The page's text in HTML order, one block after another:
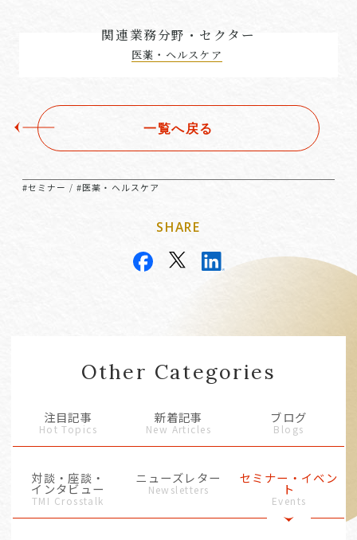
関連業務分野・セクター
医薬・ヘルスケア
一覧へ戻る
#セミナー /#医薬・ヘルスケア
SHARE
Other Categories
注目記事
Hot Topics
新着記事
New Articles
ブログ
Blogs
対談・座談・
インタビュー
TMI Crosstalk
ニューズレター
Newsletters
セミナー・イベン
ト
Events